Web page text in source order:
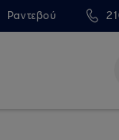
Ραντεβού